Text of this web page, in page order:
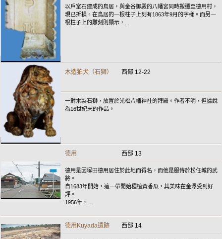
以戶室石建成的鳥居，與金谷御殿的八幡宮同時搬遷至德用村，
現已折損。在鳥居的一根柱子上刻有1863年9月的字樣。而另一
根柱子上的雕刻則顯示，...
木造狛犬（石獅） 西部 12-22
一對木製石獅，放置於光松八幡神社的拜殿。作者不明，但據說
為16世紀末的作品。
德用 西部 13
德用是因塚田德用居住於此地而得名，而他是服侍於松任城的武
將。
自1683年開始，這一帶開始種植黃香瓜，其美味在金澤受到好
評。
1956年，...
德用Kuyada遺跡 西部 14